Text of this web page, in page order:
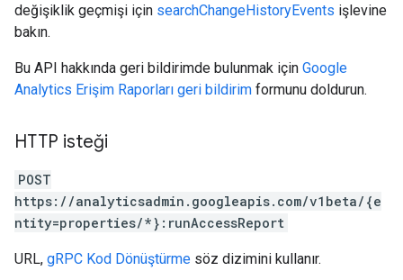
değişiklik geçmişi için searchChangeHistoryEvents işlevine
bakın.
Bu API hakkında geri bildirimde bulunmak için Google
Analytics Erişim Raporları geri bildirim formunu doldurun.
HTTP isteği
POST
https://analyticsadmin.googleapis.com/v1beta/{e
ntity=properties/*}:runAccessReport
URL, gRPC Kod Dönüştürme söz dizimini kullanır.